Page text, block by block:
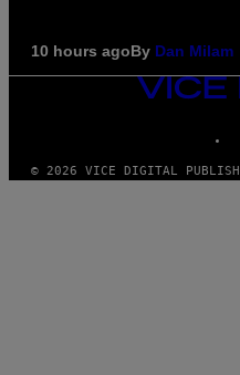
10 hours agoBy Dan Milam
VICE
MEDIA
© 2026 VICE DIGITAL